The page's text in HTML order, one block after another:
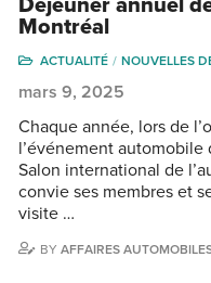
Montréal
ACTUALITÉ NOUVELLES
mars 9, 2025
Chaque année, lors de
l’événement automobile
Salon international de
convie ses membres et
visite …
BYAFFAIRES